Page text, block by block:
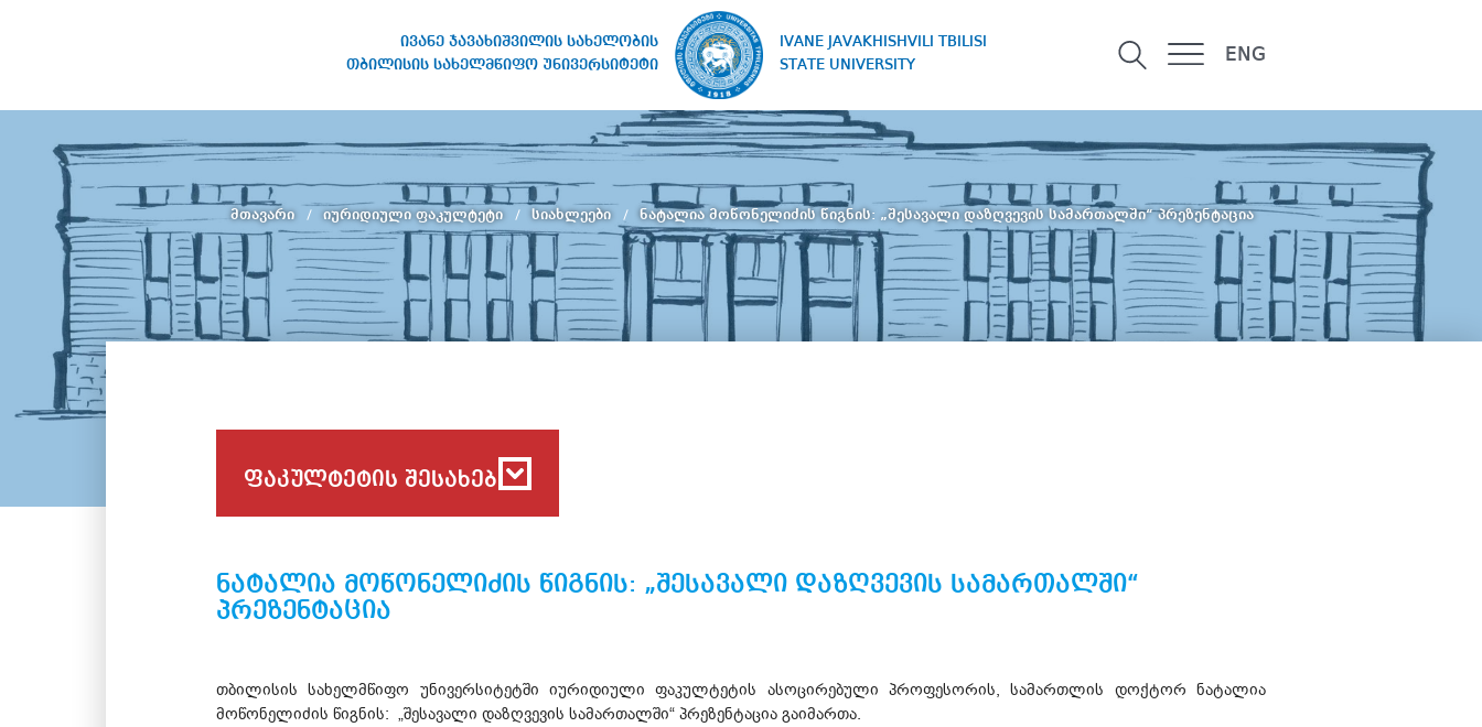
ივანე ჯავახიშვილის სახელობის
თბილისის სახელმწიფო უნივერსიტეტი
IVANE JAVAKHISHVILI TBILISI
STATE UNIVERSITY
ENG
სახელობის თბილისის
სახელმწიფო უნივერსიტეტი
მთავარი იურიდიული ფაკულტეტი სიახლეები ნატალია მოწონელიძის წიგნის: „შესავალი დაზღვევის სამართალში“ პრეზენტაცია
ფაკულტეტის შესახებ
ნატალია მოწონელიძის წიგნის: „შესავალი დაზღვევის სამართალში“
პრეზენტაცია
თბილისის სახელმწიფო უნივერსიტეტში იურიდიული ფაკულტეტის ასოცირებული პროფესორის, სამართლის დოქტორ ნატალია
მოწონელიძის წიგნის: „შესავალი დაზღვევის სამართალში“ პრეზენტაცია გაიმართა.